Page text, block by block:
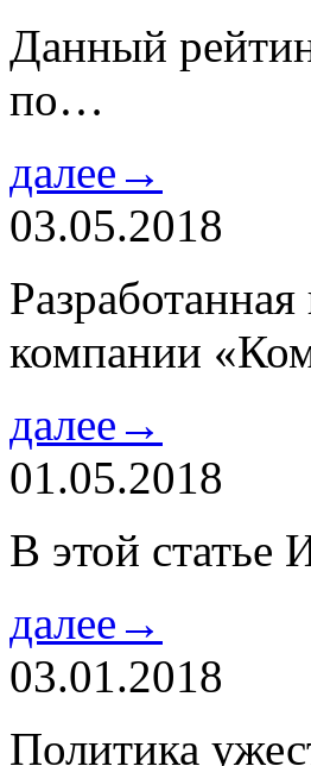
Данный
по…
далее→
03.05.2018
компании
далее→
01.05.2018
В этой
далее→
03.01.2018
Политика